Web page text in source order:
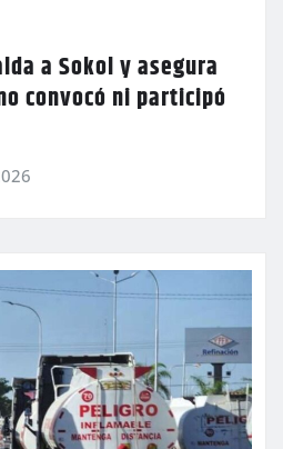
a Sokol y asegura
convocó ni participó